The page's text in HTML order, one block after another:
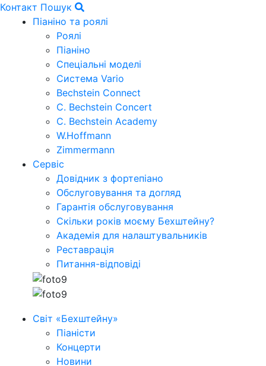
Контакт Пошук
Піаніно та роялі
Роялі
Піаніно
Спеціальні моделі
Система Vario
Bechstein Connect
C. Bechstein Concert
C. Bechstein Academy
W.Hoffmann
Zimmermann
Сервіс
Довідник з фортепіано
Обслуговування та догляд
Гарантія обслуговування
Скільки років моєму Бехштейну?
Академія для налаштувальників
Реставрація
Питання-відповіді
Світ «Бехштейну»
Піаністи
Концерти
Новини